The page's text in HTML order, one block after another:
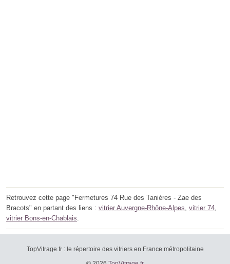
Retrouvez cette page "Fermetures 74 Rue des Tanières - Zae des
Bracots" en partant des liens : vitrier Auvergne-Rhône-Alpes vitrier 74
vitrier Bons-en-Chablais
TopVitrage.fr : le répertoire des vitriers en France métropolitaine